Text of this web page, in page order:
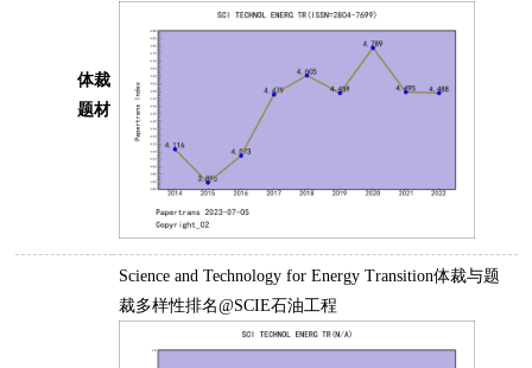
体裁
题材
Science and Technology for Energy Transition体裁与题
裁多样性排名@SCIE石油工程